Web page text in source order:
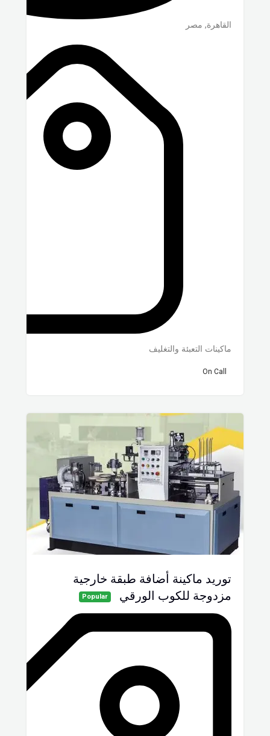
القاهرة, مصر
ماكينات التعبئة والتغليف
On Call
توريد ماكينة أضافة طبقة خارجية
مزدوجة للكوب الورقي
Popular